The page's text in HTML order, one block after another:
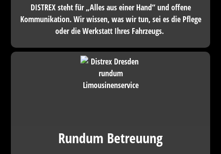
DISTREX steht für „Alles aus einer Hand“ und offene
Kommunikation. Wir wissen, was wir tun, sei es die Pflege
oder die Werkstatt Ihres Fahrzeugs.
Rundum Betreuung